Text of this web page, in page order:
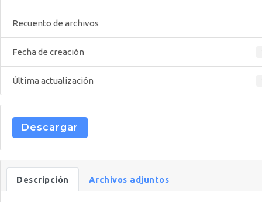
Recuento de archivos
Fecha de creación
Última actualización
Descargar
Descripción Archivos adjuntos